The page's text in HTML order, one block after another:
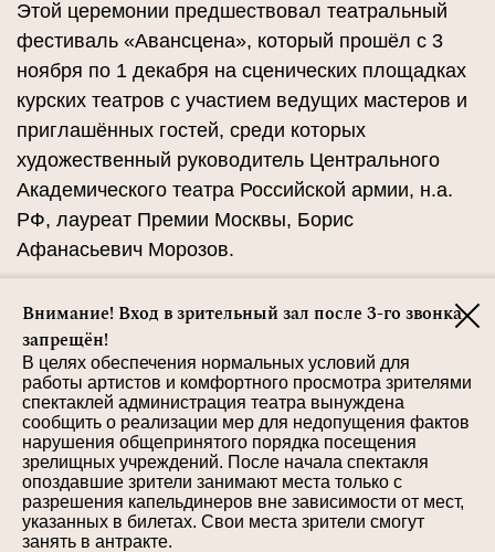
Этой церемонии предшествовал театральный
фестиваль «Авансцена», который прошёл с 3
ноября по 1 декабря на сценических площадках
курских театров с участием ведущих мастеров и
приглашённых гостей, среди которых
художественный руководитель Центрального
Академического театра Российской армии, н.а.
РФ, лауреат Премии Москвы, Борис
Афанасьевич Морозов.
Был показан спектакль Центрального
Академического театра Российской армии
«Завещание целомудренного бабника» А.
Крыма.
Фото
Внимание! Вход в зрительный зал после 3-го звонка
запрещён!
В целях обеспечения нормальных условий для
работы артистов и комфортного просмотра зрителями
спектаклей администрация театра вынуждена
сообщить о реализации мер для недопущения фактов
нарушения общепринятого порядка посещения
зрелищных учреждений. После начала спектакля
опоздавшие зрители занимают места только с
разрешения капельдинеров вне зависимости от мест,
указанных в билетах. Свои места зрители смогут
занять в антракте.